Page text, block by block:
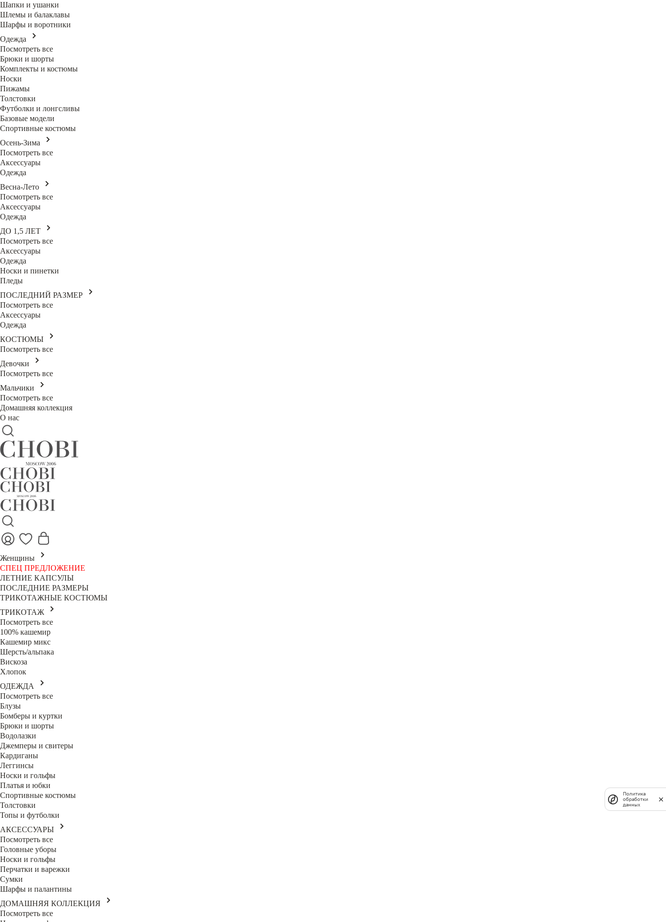
Шапки и ушанки
Шлемы и балаклавы
Шарфы и воротники
Одежда
Посмотреть все
Брюки и шорты
Комплекты и костюмы
Носки
Пижамы
Толстовки
Футболки и лонгсливы
Базовые модели
Спортивные костюмы
Осень-Зима
Посмотреть все
Аксессуары
Одежда
Весна-Лето
Посмотреть все
Аксессуары
Одежда
ДО 1,5 ЛЕТ
Посмотреть все
Аксессуары
Одежда
Носки и пинетки
Пледы
ПОСЛЕДНИЙ РАЗМЕР
Посмотреть все
Аксессуары
Одежда
КОСТЮМЫ
Посмотреть все
Девочки
Посмотреть все
Мальчики
Посмотреть все
Домашняя коллекция
О нас
Женщины
СПЕЦ ПРЕДЛОЖЕНИЕ
ЛЕТНИЕ КАПСУЛЫ
ПОСЛЕДНИЕ РАЗМЕРЫ
ТРИКОТАЖНЫЕ КОСТЮМЫ
ТРИКОТАЖ
Посмотреть все
100% кашемир
Кашемир микс
Шерсть/альпака
Вискоза
Хлопок
ОДЕЖДА
Посмотреть все
Блузы
Бомберы и куртки
Брюки и шорты
Водолазки
Джемперы и свитеры
Кардиганы
Леггинсы
Носки и гольфы
Платья и юбки
Спортивные костюмы
Толстовки
Топы и футболки
АКСЕССУАРЫ
Посмотреть все
Головные уборы
Носки и гольфы
Перчатки и варежки
Сумки
Шарфы и палантины
ДОМАШНЯЯ КОЛЛЕКЦИЯ
Посмотреть все
Политика
обработки
данных